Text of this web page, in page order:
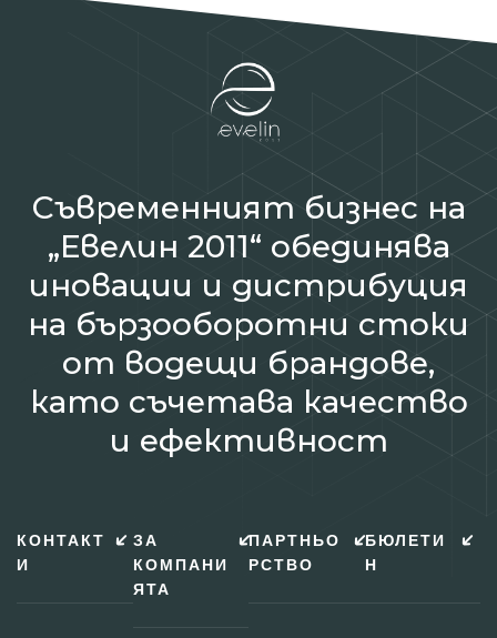
Съвременният бизнес на
„Евелин 2011“ обединява
иновации и дистрибуция
на бързооборотни стоки
от водещи брандове,
като съчетава качество
и ефективност
КОНТАКТ
И
ЗА
КОМПАНИ
ЯТА
ПАРТНЬО
РСТВО
БЮЛЕТИ
Н